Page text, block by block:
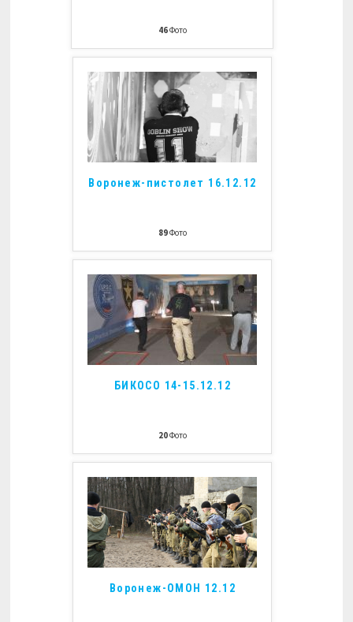
46Фото
Воронеж-пистолет 16.12.12
89Фото
БИКОСО 14-15.12.12
20Фото
Воронеж-ОМОН 12.12